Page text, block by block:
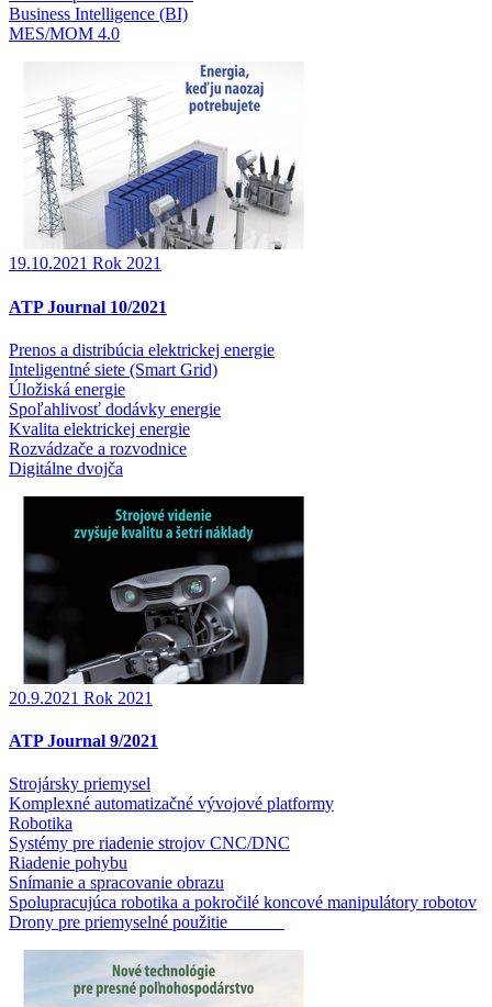
Business Intelligence (BI)
MES/MOM 4.0
19.10.2021 Rok 2021
ATP Journal 10/2021
Prenos a distribúcia elektrickej energie
Inteligentné siete (Smart Grid)
Úložiská energie
Spoľahlivosť dodávky energie
Kvalita elektrickej energie
Rozvádzače a rozvodnice
Digitálne dvojča
20.9.2021 Rok 2021
ATP Journal 9/2021
Strojársky priemysel
Komplexné automatizačné vývojové platformy
Robotika
Systémy pre riadenie strojov CNC/DNC
Riadenie pohybu
Snímanie a spracovanie obrazu
Spolupracujúca robotika a pokročilé koncové manipulátory robotov
Drony pre priemyselné použitie